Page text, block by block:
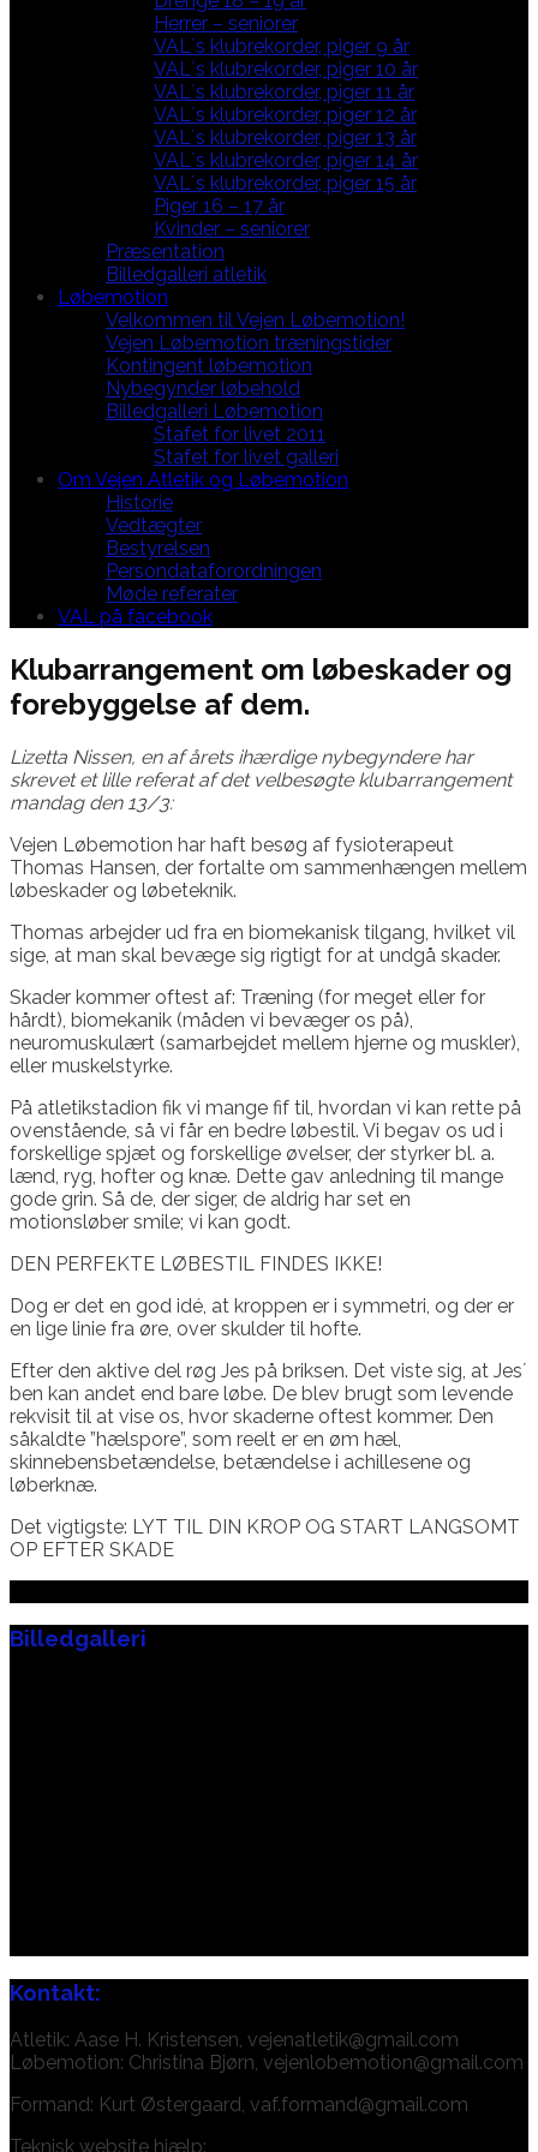
Herrer – seniorer
VAL´s klubrekorder, piger 9 år
VAL´s klubrekorder, piger 10 år
VAL´s klubrekorder, piger 11 år
VAL´s klubrekorder, piger 12 år
VAL´s klubrekorder, piger 13 år
VAL´s klubrekorder, piger 14 år
VAL´s klubrekorder, piger 15 år
Piger 16 – 17 år
Kvinder – seniorer
Præsentation
Billedgalleri atletik
Løbemotion
Velkommen til Vejen Løbemotion!
Vejen Løbemotion træningstider
Kontingent løbemotion
Nybegynder løbehold
Billedgalleri Løbemotion
Stafet for livet 2011
Stafet for livet galleri
Om Vejen Atletik og Løbemotion
Historie
Vedtægter
Bestyrelsen
Persondataforordningen
Møde referater
VAL på facebook
Klubarrangement om løbeskader og
forebyggelse af dem.
Lizetta Nissen, en af årets ihærdige nybegyndere har
skrevet et lille referat af det velbesøgte klubarrangement
mandag den 13/3:
Vejen Løbemotion har haft besøg af fysioterapeut
Thomas Hansen, der fortalte om sammenhængen mellem
løbeskader og løbeteknik.
Thomas arbejder ud fra en biomekanisk tilgang, hvilket vil
sige, at man skal bevæge sig rigtigt for at undgå skader.
Skader kommer oftest af: Træning (for meget eller for
hårdt), biomekanik (måden vi bevæger os på),
neuromuskulært (samarbejdet mellem hjerne og muskler),
eller muskelstyrke.
På atletikstadion fik vi mange fif til, hvordan vi kan rette på
ovenstående, så vi får en bedre løbestil. Vi begav os ud i
forskellige spjæt og forskellige øvelser, der styrker bl. a.
lænd, ryg, hofter og knæ. Dette gav anledning til mange
gode grin. Så de, der siger, de aldrig har set en
motionsløber smile; vi kan godt.
DEN PERFEKTE LØBESTIL FINDES IKKE!
Dog er det en god idé, at kroppen er i symmetri, og der er
en lige linie fra øre, over skulder til hofte.
Efter den aktive del røg Jes på briksen. Det viste sig, at Jes´
ben kan andet end bare løbe. De blev brugt som levende
rekvisit til at vise os, hvor skaderne oftest kommer. Den
såkaldte ”hælspore”, som reelt er en øm hæl,
skinnebensbetændelse, betændelse i achillesene og
løberknæ.
Det vigtigste: LYT TIL DIN KROP OG START LANGSOMT
OP EFTER SKADE
Billedgalleri
Kontakt:
Atletik: Aase H. Kristensen, vejenatletik@gmail.com
Løbemotion: Christina Bjørn, vejenlobemotion@gmail.com
Formand: Kurt Østergaard, vaf.formand@gmail.com
Teknisk website hjælp: